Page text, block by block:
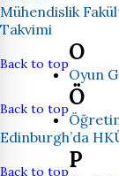
Mühendislik
Takvimi
Back to topO
Oyun
Back to topÖ
Edinburgh’da
Back to topP